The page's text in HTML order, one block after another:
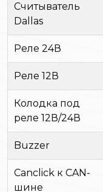
Считыватель
Dallas
Реле 24В
Реле 12В
Колодка под
реле 12В/24В
Buzzer
Canclick к CAN-
шине